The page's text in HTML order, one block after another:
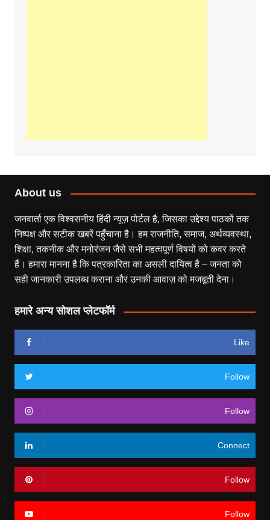
About us
जनवार्ता एक विश्वसनीय हिंदी न्यूज़ पोर्टल है, जिसका उद्देश्य पाठकों तक
निष्पक्ष और सटीक खबरें पहुँचाना है। हम राजनीति, समाज, अर्थव्यवस्था,
शिक्षा, तकनीक और मनोरंजन जैसे सभी महत्वपूर्ण विषयों को कवर करते
हैं। हमारा मानना है कि पत्रकारिता का असली दायित्व है – जनता को
सही जानकारी उपलब्ध कराना और उनकी आवाज़ को मजबूती देना।
हमारे अन्य सोशल प्लेटफॉर्म
Like
Follow
Follow
Connect
Follow
Follow